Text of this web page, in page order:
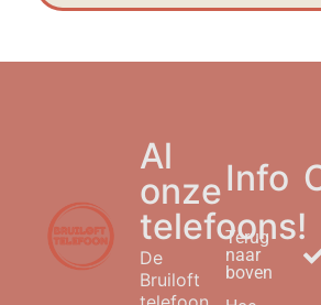
Al
onze
telefoons!
De
Bruiloft
Info
Terug
naar
boven